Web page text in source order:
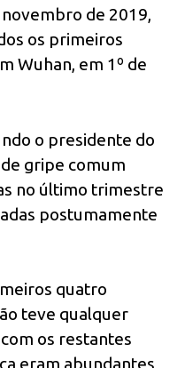
de 2019,
os primeiros
Wuhan, em 1º de
o presidente do
gripe comum
no último trimestre
postumamente
quatro
teve qualquer
os restantes
eram abundantes,